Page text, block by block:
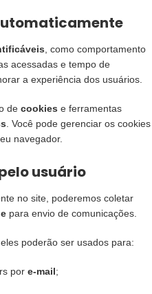
, como comportamento
acessadas e tempo de
a experiência dos usuários.
de cookies e ferramentas
. Você pode gerenciar os cookies
navegador.
usuário
no site, poderemos coletar
para envio de comunicações.
poderão ser usados para:
por e-mail;